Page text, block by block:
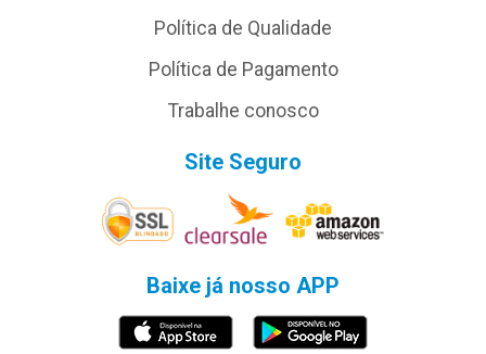
Política de Qualidade
Política de Pagamento
Trabalhe conosco
Site Seguro
Baixe já nosso APP